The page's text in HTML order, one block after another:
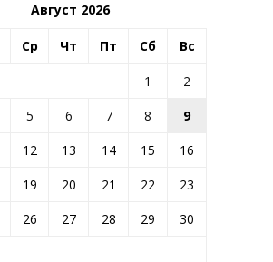
Август 2026
Ср Чт Пт Сб Вс
1
2
5 6 7 8
9
12 13 14 15
16
19 20 21 22
23
26 27 28 29
30